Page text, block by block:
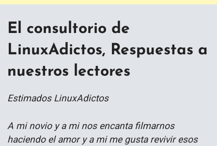
El consultorio de
LinuxAdictos, Respuestas a
nuestros lectores
Estimados LinuxAdictos
A mi novio y a mi nos encanta filmarnos
haciendo el amor y a mi me gusta revivir esos